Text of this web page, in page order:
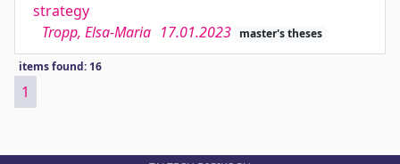
strategy
Tropp, Elsa-Maria 17.01.2023 master's theses
items found: 16
1